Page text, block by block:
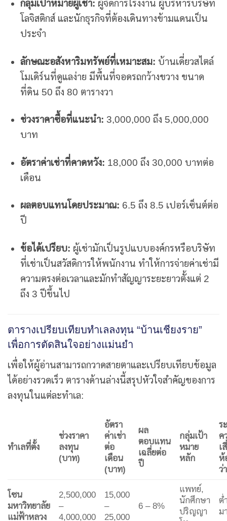
กลุ่มเป้าหมายผู้เช่า: ผู้จัดการโรงงาน ผู้บริหารบริษัท
โลจิสติกส์ และนักธุรกิจที่ต้องเดินทางข้ามแดนเป็น
ประจำ
ลักษณะอสังหาริมทรัพย์ที่เหมาะสม: บ้านเดี่ยวสไตล์
โมเดิร์นที่ดูแลง่าย มีพื้นที่จอดรถกว้างขวาง ขนาด
ที่ดิน 50 ถึง 80 ตารางวา
ช่วงราคาซื้อที่แนะนำ: 3,000,000 ถึง 5,000,000
บาท
อัตราค่าเช่าที่คาดหวัง: 18,000 ถึง 30,000 บาทต่อ
เดือน
ผลตอบแทนโดยประมาณ: 6.5 ถึง 8.5 เปอร์เซ็นต์ต่อ
ปี
ข้อได้เปรียบ: ผู้เช่ามักเป็นรูปแบบองค์กรหรือบริษัท
ที่เช่าเป็นสวัสดิการให้พนักงาน ทำให้การจ่ายค่าเช่ามี
ความตรงต่อเวลาและมักทำสัญญาระยะยาวตั้งแต่ 2
ถึง 3 ปีขึ้นไป
ตารางเปรียบเทียบทำเลลงทุน “บ้านเชียงราย”
เพื่อการตัดสินใจอย่างแม่นยำ
เพื่อให้ผู้อ่านสามารถกวาดสายตาและเปรียบเทียบข้อมูล
ได้อย่างรวดเร็ว ตารางด้านล่างนี้สรุปหัวใจสำคัญของการ
ลงทุนในแต่ละทำเล:
ทำเลที่ตั้ง
ช่วงราคา
ลงทุน
(บาท)
อัตรา
ค่าเช่า
ต่อ
เดือน
(บาท)
ผล
ตอบแทน
เฉลี่ยต่อ
ปี
กลุ่มเป้า
หมาย
หลัก
ร
ค
เ
ห้
ว่
โซน
มหาวิทยาลัย
แม่ฟ้าหลวง
2,500,000
–
4,000,000
15,000
–
25,000
6 – 8%
แพทย์,
นักศึกษา
ปริญญา
ต่
ม